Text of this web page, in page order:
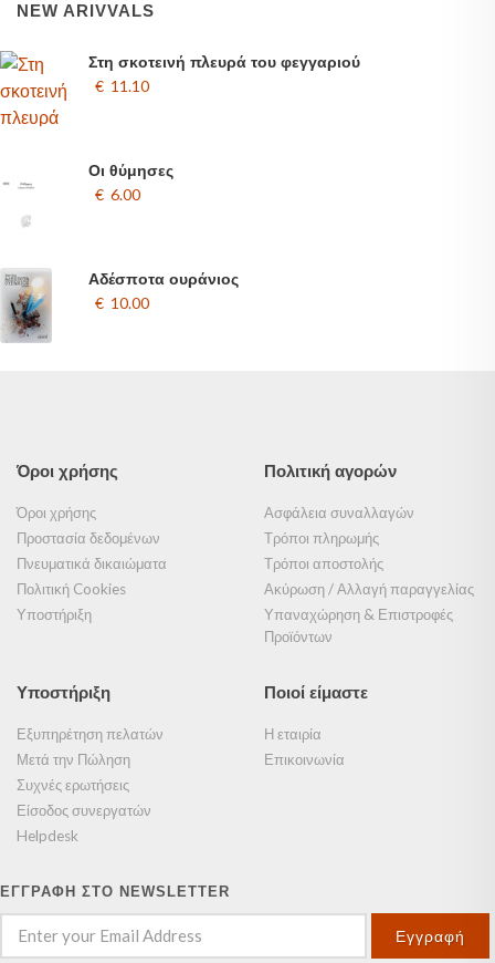
NEW ARIVVALS
Στη σκοτεινή πλευρά του φεγγαριού
€ 11.10
Οι θύμησες
€ 6.00
Αδέσποτα ουράνιος
€ 10.00
Όροι χρήσης
Όροι χρήσης
Προστασία δεδομένων
Πνευματικά δικαιώματα
Πολιτική Cookies
Υποστήριξη
Πολιτική αγορών
Ασφάλεια συναλλαγών
Τρόποι πληρωμής
Τρόποι αποστολής
Ακύρωση / Αλλαγή παραγγελίας
Υπαναχώρηση & Επιστροφές
Προϊόντων
Υποστήριξη
Εξυπηρέτηση πελατών
Μετά την Πώληση
Συχνές ερωτήσεις
Είσοδος συνεργατών
Helpdesk
Ποιοί είμαστε
Η εταιρία
Επικοινωνία
ΕΓΓΡΑΦΗ ΣΤΟ NEWSLETTER
Εγγραφή